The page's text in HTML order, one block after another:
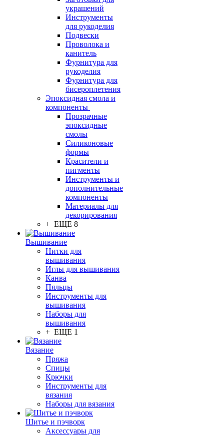
украшений
Инструменты
для рукоделия
Подвески
Проволока и
канитель
Фурнитура для
рукоделия
Фурнитура для
бисероплетения
Эпоксидная смола и
компоненты
Прозрачные
эпоксидные
смолы
Силиконовые
формы
Красители и
пигменты
Инструменты и
дополнительные
компоненты
Материалы для
декорирования
+ ЕЩЕ 8
Вышивание
Нитки для
вышивания
Иглы для вышивания
Канва
Пяльцы
Инструменты для
вышивания
Наборы для
вышивания
+ ЕЩЕ 1
Вязание
Пряжа
Спицы
Крючки
Инструменты для
вязания
Наборы для вязания
Шитье и пэчворк
Аксессуары для